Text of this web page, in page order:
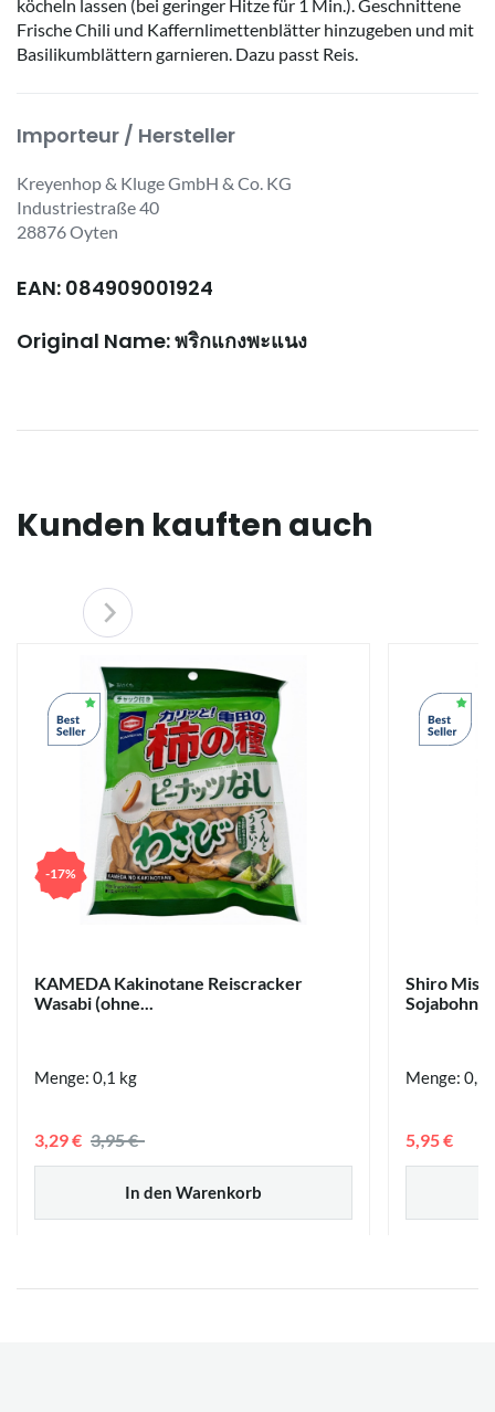
köcheln lassen (bei geringer Hitze für 1 Min.). Geschnittene
Frische Chili und Kaffernlimettenblätter hinzugeben und mit
Basilikumblättern garnieren. Dazu passt Reis.
Importeur / Hersteller
Kreyenhop & Kluge GmbH & Co. KG
Industriestraße 40
28876 Oyten
EAN: 084909001924
Original Name: พริกแกงพะแนง
Kunden kauften auch
-17%
KAMEDA Kakinotane Reiscracker
Wasabi (ohne...
Menge: 0,1 kg
In den Warenkorb
3,29 € 3,95 €
Shiro
Menge: 0,5
5,95 €